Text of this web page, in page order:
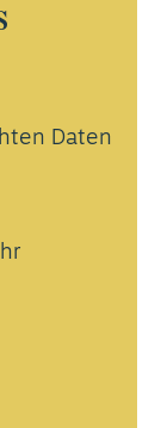
Daten